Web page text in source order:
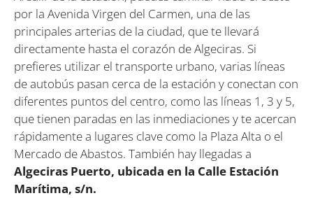
por la Avenida Virgen del Carmen, una de las
principales arterias de la ciudad, que te llevará
directamente hasta el corazón de Algeciras. Si
prefieres utilizar el transporte urbano, varias líneas
de autobús pasan cerca de la estación y conectan con
diferentes puntos del centro, como las líneas 1, 3 y 5,
que tienen paradas en las inmediaciones y te acercan
rápidamente a lugares clave como la Plaza Alta o el
Mercado de Abastos. También hay llegadas a
Algeciras Puerto, ubicada en la Calle Estación
Marítima, s/n.